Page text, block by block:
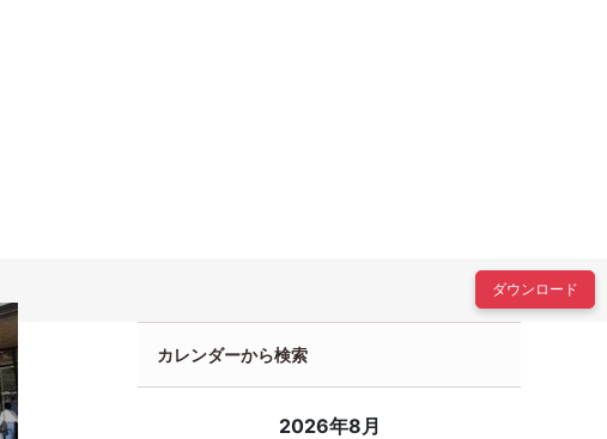
ダウンロード
カレンダーから検索
2026年8月